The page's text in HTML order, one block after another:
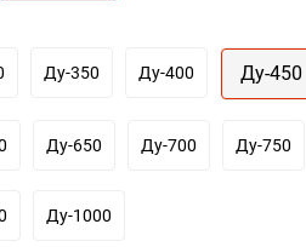
Ду-350 Ду-400 Ду-450
Ду-650 Ду-700 Ду-750
Ду-1000